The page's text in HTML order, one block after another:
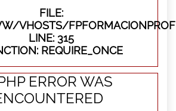
FILE:
VHOSTS/
LINE: 315
REQUIRE_ONCE
ERROR WAS